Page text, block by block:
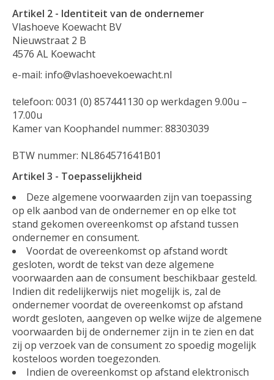
Artikel 2 - Identiteit van de ondernemer
Vlashoeve Koewacht BV
Nieuwstraat 2 B
4576 AL Koewacht
e-mail: info@vlashoevekoewacht.nl
telefoon: 0031 (0) 857441130 op werkdagen 9.00u –
17.00u
Kamer van Koophandel nummer: 88303039
BTW nummer: NL864571641B01
Artikel 3 - Toepasselijkheid
Deze algemene voorwaarden zijn van toepassing
op elk aanbod van de ondernemer en op elke tot
stand gekomen overeenkomst op afstand tussen
ondernemer en consument.
Voordat de overeenkomst op afstand wordt
gesloten, wordt de tekst van deze algemene
voorwaarden aan de consument beschikbaar gesteld.
Indien dit redelijkerwijs niet mogelijk is, zal de
ondernemer voordat de overeenkomst op afstand
wordt gesloten, aangeven op welke wijze de algemene
voorwaarden bij de ondernemer zijn in te zien en dat
zij op verzoek van de consument zo spoedig mogelijk
kosteloos worden toegezonden.
Indien de overeenkomst op afstand elektronisch